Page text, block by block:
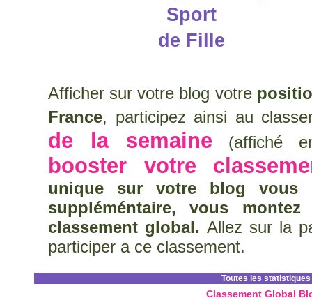
Sport
de Fille
Afficher sur votre blog votre
France, participez ainsi au
de la semaine (affiché
booster votre
unique sur votre blog vous
suppléméntaire, vous
classement global. Allez sur la
participer a ce classement.
Toutes les statistiques
Classement Global